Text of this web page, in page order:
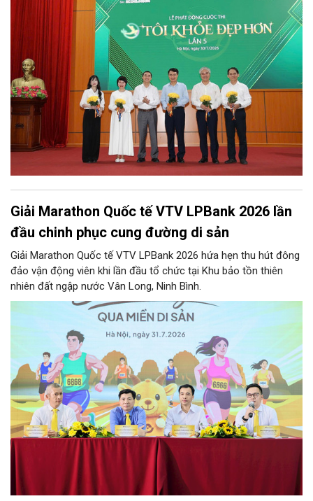
Giải Marathon Quốc tế VTV LPBank 2026 lần
đầu chinh phục cung đường di sản
Giải Marathon Quốc tế VTV LPBank 2026 hứa hẹn thu hút đông
đảo vận động viên khi lần đầu tổ chức tại Khu bảo tồn thiên
nhiên đất ngập nước Vân Long, Ninh Bình.